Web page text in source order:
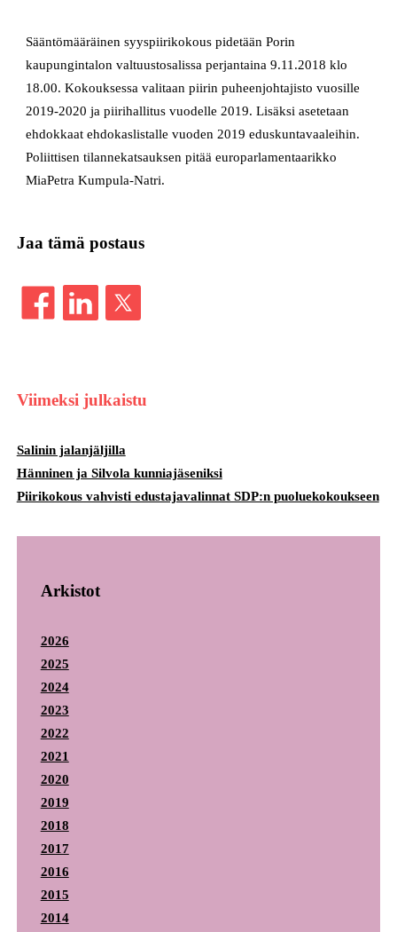
Sääntömääräinen syyspiirikokous pidetään Porin
kaupungintalon valtuustosalissa perjantaina 9.11.2018 klo
18.00. Kokouksessa valitaan piirin puheenjohtajisto vuosille
2019-2020 ja piirihallitus vuodelle 2019. Lisäksi asetetaan
ehdokkaat ehdokaslistalle vuoden 2019 eduskuntavaaleihin.
Poliittisen tilannekatsauksen pitää europarlamentaarikko
MiaPetra Kumpula-Natri.
Jaa tämä postaus
Viimeksi julkaistu
Salinin jalanjäljilla
Hänninen ja Silvola kunniajäseniksi
Piirikokous vahvisti edustajavalinnat SDP:n puoluekokoukseen
Arkistot
2026
2025
2024
2023
2022
2021
2020
2019
2018
2017
2016
2015
2014